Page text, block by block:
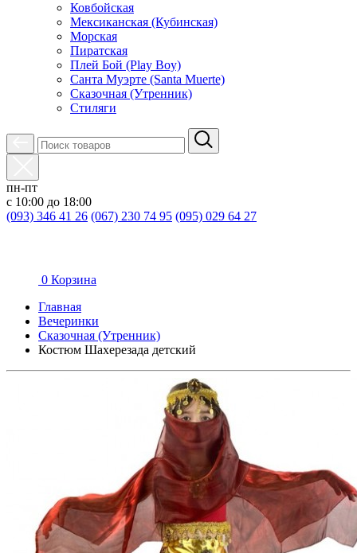
Ковбойская
Мексиканская (Кубинская)
Морская
Пиратская
Плей Бой (Play Boy)
Санта Муэрте (Santa Muerte)
Сказочная (Утренник)
Стиляги
пн-пт
с 10:00 до 18:00
(093) 346 41 26 (067) 230 74 95 (095) 029 64 27
0 Корзина
Главная
Вечеринки
Сказочная (Утренник)
Костюм Шахерезада детский